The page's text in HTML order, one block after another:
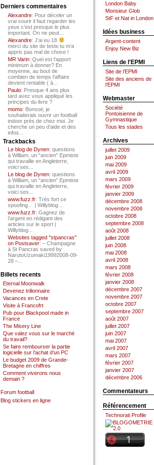
Derniers commentaires
Alexandre: Pour déceler un
vrai sourir il faut regarder les
yeux c’est presque le plus
important. On ne peut...
Alexandre: J’ai eu 18
merci du site de teste tu m’a
appris pas mal de chose !
MR Varin: Quel est l’apport
minimum à donner? En
moyenne, au bout de
combien de temps l’affaire
devient rentable ( à...
Paulo: Presque 4 ans plus
tard avez vous appliqué les
principes du livre ?
momo: Bonsoir, je
souhaiterais ouvrir un football
indoor près de chez moi. Je
cherche un peu d’aide et des
infos...
Trackbacks
Le blog de Dynen: questions
à William, un “ancien” Epmiste
qui travaille en Angleterre,
voici ses...
Le blog de Dynen: questions
à William, un “ancien” Epmiste
qui travaille en Angleterre,
voici ses...
www.fuzz.fr: Très fort ce
spoofing… | Willyblog...
www.fuzz.fr: Gagnez de
l’argent en rédigant des
articles sur le sport |
Willyblog...
Websites tagged "stpancras"
on Postsaver: – Champagne
à St Pancras saved by
NarutoUzumaki19992008-09-
28 –...
Billets recents
Eternal Moonwalk
Devenez trilionnaire
Vacances en Crete
Visite à Francofrt
Pub pour Blackpool made in
France
The Misery Line
Que valez vous sur le marché
du travail?
Se faire rembourser la partie
logicielle sur l’achat d’un PC
Le budget 2009 de Grande-
Bretagne en chiffres
Comment viverons nous
demain ?
Forum football
Blog stickers en ligne
London Baby
Monsieur Glob
StF et Nat in London
Idées business
Argent-content
Enjoy New Biz
Liens de l'EPMI
Site de l’EPMI
Site des anciens de
l’EPMI
Webmaster
Société
Pontoisienne de
Gymnastique
Tous les stades
Archives
juillet 2009
juin 2009
mai 2009
avril 2009
mars 2009
février 2009
janvier 2009
décembre 2008
novembre 2008
octobre 2008
septembre 2008
août 2008
juillet 2008
juin 2008
mai 2008
avril 2008
mars 2008
février 2008
janvier 2008
décembre 2007
novembre 2007
octobre 2007
septembre 2007
août 2007
juillet 2007
juin 2007
mai 2007
avril 2007
mars 2007
février 2007
janvier 2007
décembre 2006
Commentateurs
Référencement
Technorati Profile